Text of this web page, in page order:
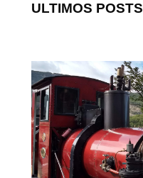
ULTIMOS POSTS